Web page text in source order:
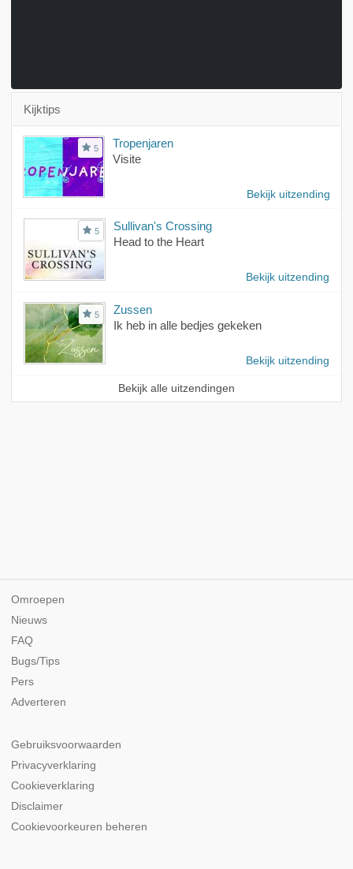
Kijktips
5
Tropenjaren
Visite
Bekijk uitzending
5
Sullivan's Crossing
Head to the Heart
Bekijk uitzending
5
Zussen
Ik heb in alle bedjes gekeken
Bekijk uitzending
Bekijk alle uitzendingen
Omroepen
Nieuws
FAQ
Bugs/Tips
Pers
Adverteren
Gebruiksvoorwaarden
Privacyverklaring
Cookieverklaring
Disclaimer
Cookievoorkeuren beheren